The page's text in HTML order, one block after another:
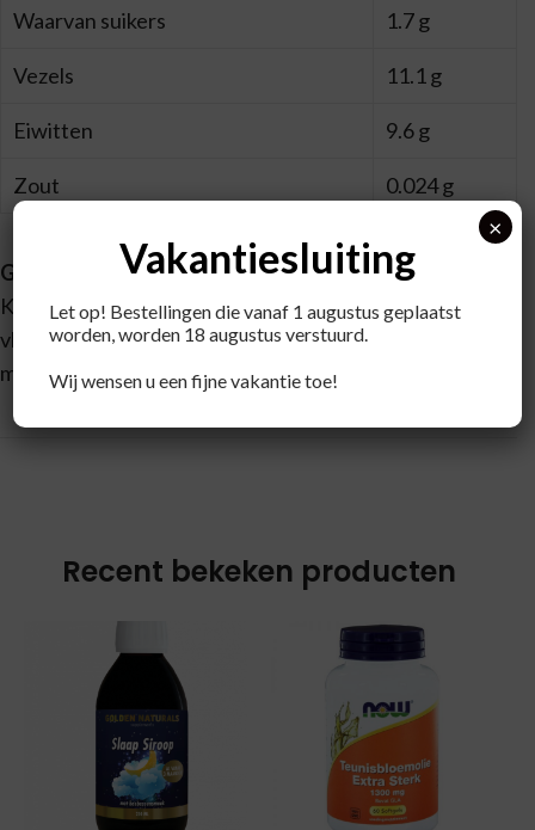
Waarvan suikers 1.7 g
Vezels 11.1 g
Eiwitten 9.6 g
Zout 0.024 g
Gebruik
Kook 5 dl melk of water in een pan. Voeg 50 gram
vlokken toe. Laat dit 20 minuten koken en daarna nog 10
minuten nawellen.
Recent bekeken producten
Vakantiesluiting
Let op! Bestellingen die vanaf 1 augustus geplaatst
worden, worden 18 augustus verstuurd.
Wij wensen u een fijne vakantie toe!
×